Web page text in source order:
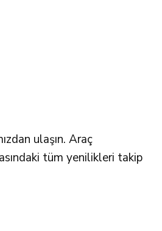
ulaşın. Araç
tüm yenilikleri takip